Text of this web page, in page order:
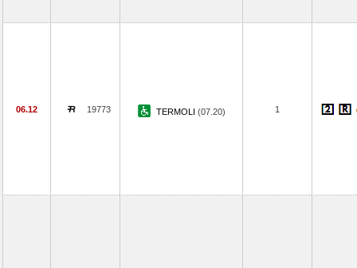
06.12 19773 TERMOLI (07.20) 1